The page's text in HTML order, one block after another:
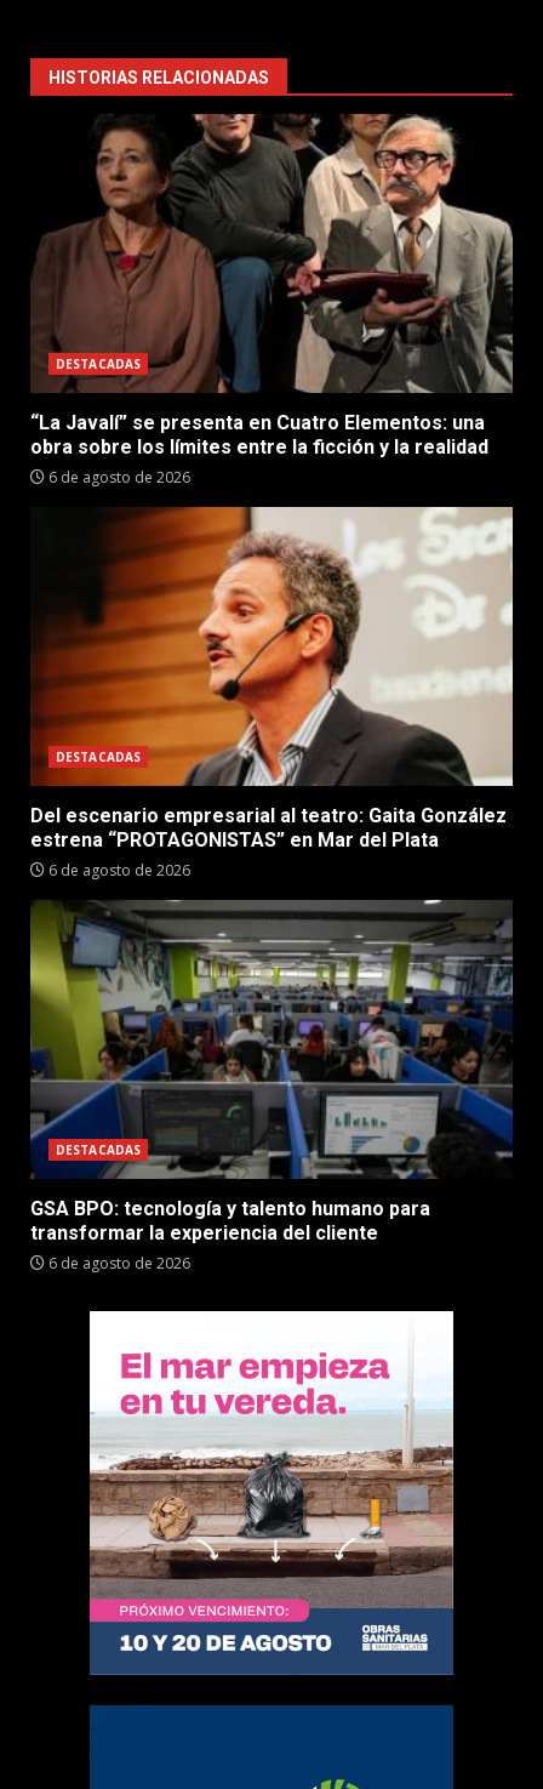
HISTORIAS RELACIONADAS
DESTACADAS
“La Javalí” se presenta en Cuatro Elementos: una
obra sobre los límites entre la ficción y la realidad
6 de agosto de 2026
DESTACADAS
Del escenario empresarial al teatro: Gaita González
estrena “PROTAGONISTAS” en Mar del Plata
6 de agosto de 2026
DESTACADAS
GSA BPO: tecnología y talento humano para
transformar la experiencia del cliente
6 de agosto de 2026